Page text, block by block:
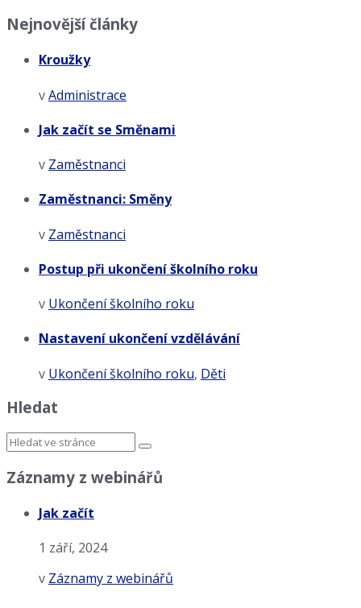
Nejnovější články
Kroužky
vAdministrace
Jak začít se Směnami
v Zaměstnanci
Zaměstnanci: Směny
v Zaměstnanci
Postup při ukončení školního roku
v Ukončení školního roku
Nastavení ukončení vzdělávání
v Ukončení školního roku, Děti
Hledat
Záznamy z webinářů
Jak začít
1 září, 2024
v Záznamy z webinářů